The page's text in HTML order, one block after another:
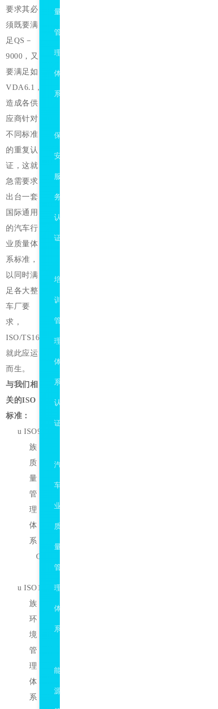
要求其必
须既要满
足QS－
9000，又
要满足如
VDA6.1，
造成各供
应商针对
不同标准
的重复认
证，这就
急需要求
出台一套
国际通用
的汽车行
业质量体
系标准，
以同时满
足各大整
车厂要
求，
ISO/TS16949
就此应运
而生。
与我们相
关的ISO
标准：
u ISO9000
族：
质
量
管
理
体
系
QMS
u ISO14000
族：
环
境
管
理
体
系
量
管
理
体
系
保
安
服
务
认
证
培
训
管
理
体
系
认
证
汽
车
业
质
量
管
理
体
系
能
源